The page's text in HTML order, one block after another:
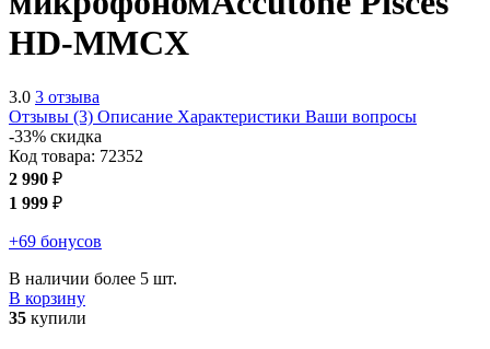
HD-MMCX
3.0 3 отзыва
Отзывы (3) Описание Характеристики Ваши вопросы
-33% скидка
Код товара: 72352
2 990 ₽
1 999 ₽
+69 бонусов
В наличии более 5 шт.
В корзину
35 купили